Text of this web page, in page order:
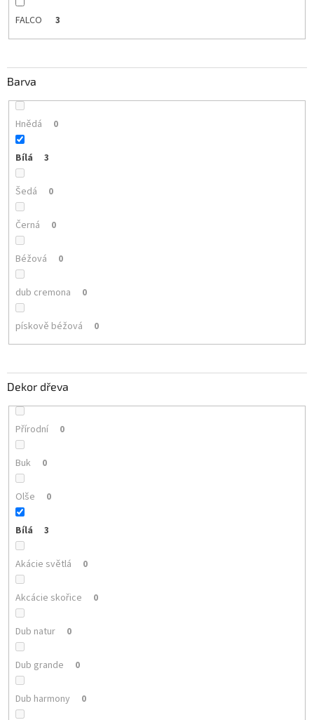
FALCO 3
Barva
Hnědá 0
Bílá 3
Šedá 0
Černá 0
Béžová 0
dub cremona 0
pískově béžová 0
Dekor dřeva
Přírodní 0
Buk 0
Olše 0
Bílá 3
Akácie světlá 0
Akcácie skořice 0
Dub natur 0
Dub grande 0
Dub harmony 0